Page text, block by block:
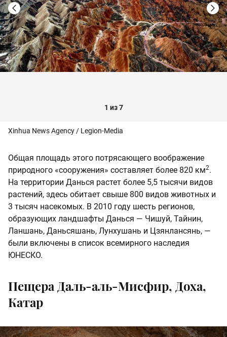
1 из 7
Xinhua News Agency / Legion-Media
Общая площадь этого потрясающего воображение
природного «сооружения» составляет более 820 км2.
На территории Данься растет более 5,5 тысячи видов
растений, здесь обитает свыше 800 видов животных и
3 тысяч насекомых. В 2010 году шесть регионов,
образующих ландшафты Данься — Чишуй, Тайнин,
Ланшань, Даньсяшань, Лунхушань и Цзянлансянь, —
были включены в список всемирного наследия
ЮНЕСКО.
Пещера Даль-аль-Мисфир, Доха,
Катар